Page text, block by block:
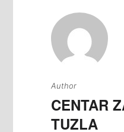
Author
CENTAR
TUZLA